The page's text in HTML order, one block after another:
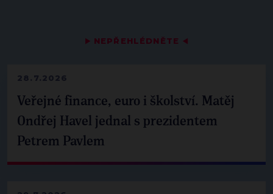
▶ NEPŘEHLÉDNĚTE ◀
28.7.2026
Veřejné finance, euro i školství. Matěj
Ondřej Havel jednal s prezidentem
Petrem Pavlem